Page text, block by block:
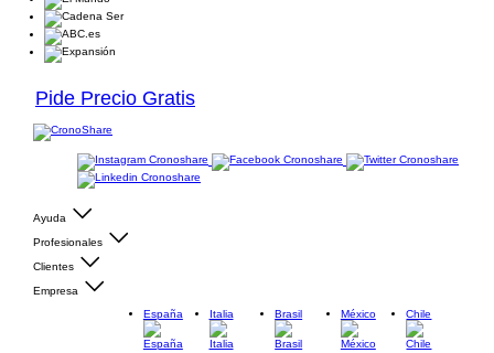
Pide Precio Gratis
Ayuda
Profesionales
Clientes
Empresa
España
Italia Brasil México Chile